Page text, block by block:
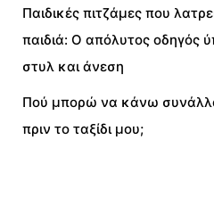
Παιδικές πιτζάμες που
παιδιά: Ο απόλυτος οδηγός
στυλ και άνεση
Πού μπορώ να κάνω
πριν το ταξίδι μου;